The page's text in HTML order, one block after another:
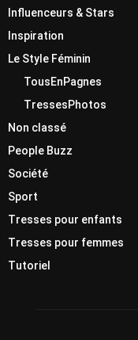
Influenceurs & Stars
Inspiration
Le Style Féminin
TousEnPagnes
TressesPhotos
Non classé
People Buzz
Société
Sport
Tresses pour enfants
Tresses pour femmes
Tutoriel